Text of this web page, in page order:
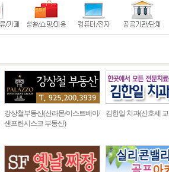
강상철부동산(산라몬/이스트베이/
샌프란시스코 부동산)
김한일 치과(산호세